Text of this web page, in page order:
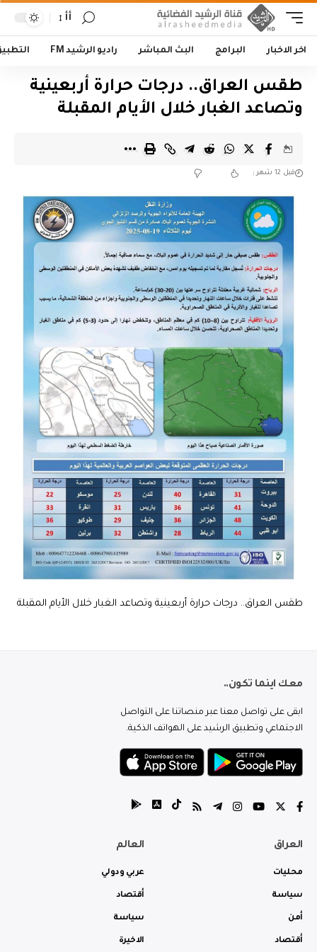
أأ
اخر الاخبار البرامج البث المباشر راديو الرشيد FM
طقس العراق.. درجات حرارة أربعينية
وتصاعد الغبار خلال الأيام المقبلة
قبل 12 شهر
طقس العراق.. درجات حرارة أربعينية وتصاعد الغبار خلال الأيام المقبلة
معك اينما تكون..
ابقى على تواصل معنا عبر منصاتنا على التواصل
الاجتماعي وتطبيق الرشيد على الهواتف الذكية.
العراق
محليات
سياسة
أمن
أقتصاد
العالم
عربي ودولي
أقتصاد
سياسة
الاخيرة